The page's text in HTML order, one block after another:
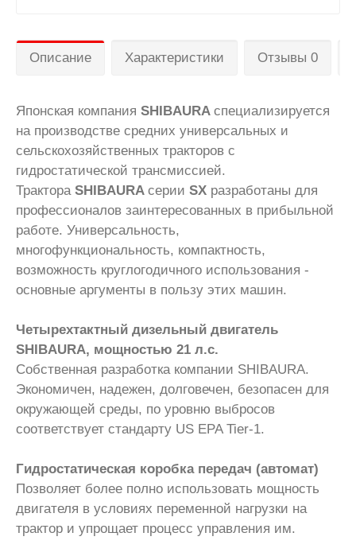
Описание Характеристики Отзывы 0
Японская компания SHIBAURA специализируется
на производстве средних универсальных и
сельскохозяйственных тракторов с
гидростатической трансмиссией.
Трактора SHIBAURA серии SX разработаны для
профессионалов заинтересованных в прибыльной
работе. Универсальность,
многофункциональность, компактность,
возможность круглогодичного использования -
основные аргументы в пользу этих машин.
Четырехтактный дизельный двигатель
SHIBAURA, мощностью 21 л.с.
Собственная разработка компании SHIBAURA.
Экономичен, надежен, долговечен, безопасен для
окружающей среды, по уровню выбросов
соответствует стандарту US EPA Tier-1.
Гидростатическая коробка передач (автомат)
Позволяет более полно использовать мощность
двигателя в условиях переменной нагрузки на
трактор и упрощает процесс управления им.